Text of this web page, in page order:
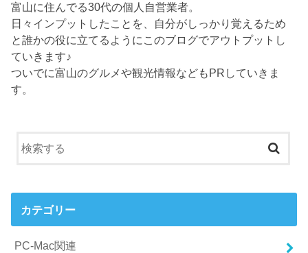
富山に住んでる30代の個人自営業者。
日々インプットしたことを、自分がしっかり覚えるため
と誰かの役に立てるようにこのブログでアウトプットし
ていきます♪
ついでに富山のグルメや観光情報などもPRしていきま
す。
カテゴリー
PC-Mac関連